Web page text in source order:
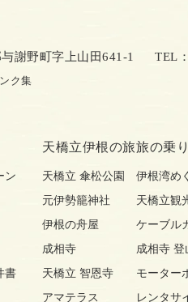
謝野町字上山田641-1 TEL
ク集
ン
書
天橋立伊根の旅
天橋立 傘松公園
元伊勢籠神社
伊根の舟屋
成相寺
天橋立 智恩寺
アマテラス
旅の乗
伊根湾め
天橋立観
ケーブル
成相寺 登
モーター
レンタサ